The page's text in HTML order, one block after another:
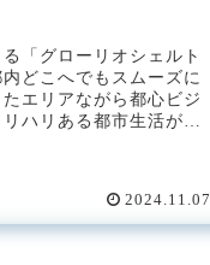
「グローリオシェルト
どこへでもスムーズに
エリアながら都心ビジ
ハリある都市生活がで
2024.11.07